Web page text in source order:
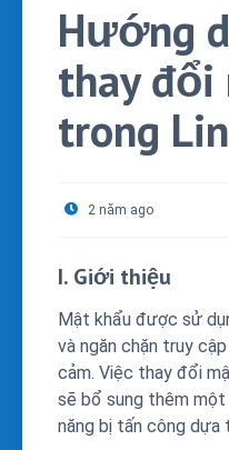
Hướng
thay đổi
trong
2 năm ago
I. Giới thiệu
Mật khẩu được sử
và ngăn chặn truy
cảm. Việc thay đổi
sẽ bổ sung thêm
năng bị tấn công dựa